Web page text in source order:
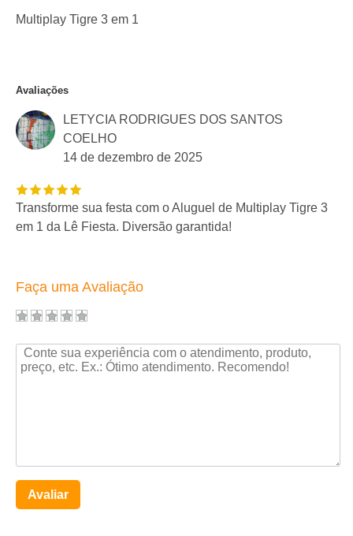
Multiplay Tigre 3 em 1
Avaliações
LETYCIA RODRIGUES DOS SANTOS
COELHO
14 de dezembro de 2025
Transforme sua festa com o Aluguel de Multiplay Tigre 3
em 1 da Lê Fiesta. Diversão garantida!
Faça uma Avaliação
Avaliar